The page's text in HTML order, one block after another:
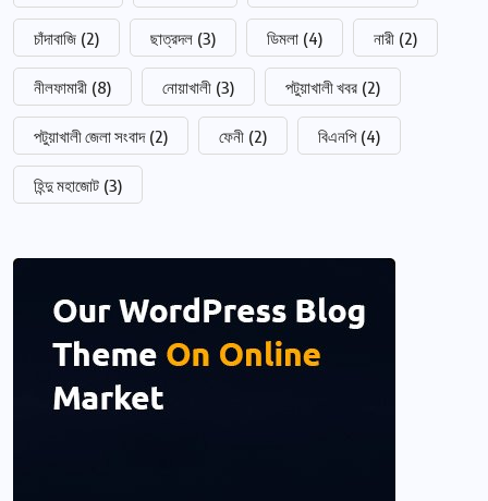
চাঁদাবাজি (2) ছাত্রদল (3) ডিমলা (4) নারী (2)
নীলফামারী (8) নোয়াখালী (3) পটুয়াখালী খবর (2)
পটুয়াখালী জেলা সংবাদ (2) ফেনী (2) বিএনপি (4)
হিন্দু মহাজোট (3)